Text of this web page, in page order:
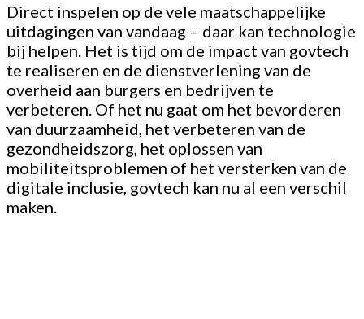
Direct inspelen op de vele maatschappelijke
uitdagingen van vandaag – daar kan technologie
bij helpen. Het is tijd om de impact van govtech
te realiseren en de dienstverlening van de
overheid aan burgers en bedrijven te
verbeteren. Of het nu gaat om het bevorderen
van duurzaamheid, het verbeteren van de
gezondheidszorg, het oplossen van
mobiliteitsproblemen of het versterken van de
digitale inclusie, govtech kan nu al een verschil
maken.